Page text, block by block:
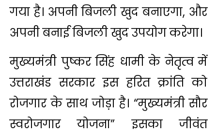
गया है। अपनी बिजली खुद बनाएगा, और
अपनी बनाई बिजली खुद उपयोग करेगा।
मुख्यमंत्री पुष्कर सिंह धामी के नेतृत्व में
उत्तराखंड सरकार इस हरित क्रांति को
रोजगार के साथ जोड़ा है। “मुख्यमंत्री सौर
स्वरोजगार योजना” इसका जीवंत